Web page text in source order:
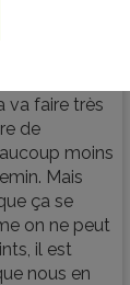
utilisés si un
va faire très
de
moins
Mais
ça se
on ne peut
il est
nous en